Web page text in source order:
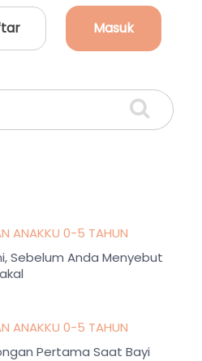
Masuk
ANAKKU 0-5 TAHUN
Sebelum Anda Menyebut
ANAKKU 0-5 TAHUN
Pertama Saat Bayi